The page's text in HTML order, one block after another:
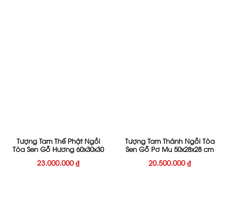
Tượng Tam Thế Phật Ngồi
Tòa Sen Gỗ Hương 60x30x30
23.000.000 ₫
Tượng Tam Thánh Ngồi Tòa
Sen Gỗ Pơ Mu 50x28x28 cm
20.500.000 ₫